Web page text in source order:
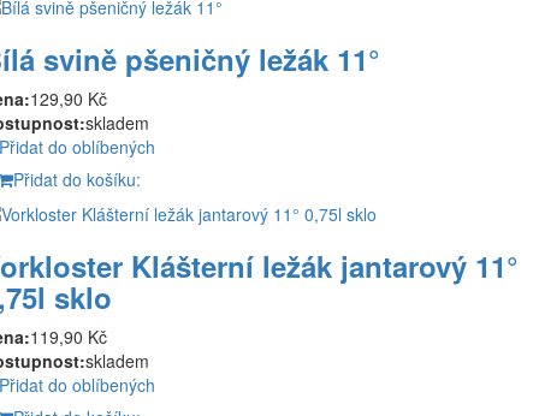
svině pšeničný ležák 11°
129,90 Kč
skladem
Přidat do oblíbených
Přidat do košíku:
Klášterní ležák jantarový 11°
sklo
119,90 Kč
skladem
Přidat do oblíbených